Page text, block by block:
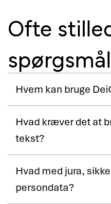
Ofte
spørgsmål
Hvem kan bruge
Hvad kræver det at
tekst?
Hvad med jura,
persondata?